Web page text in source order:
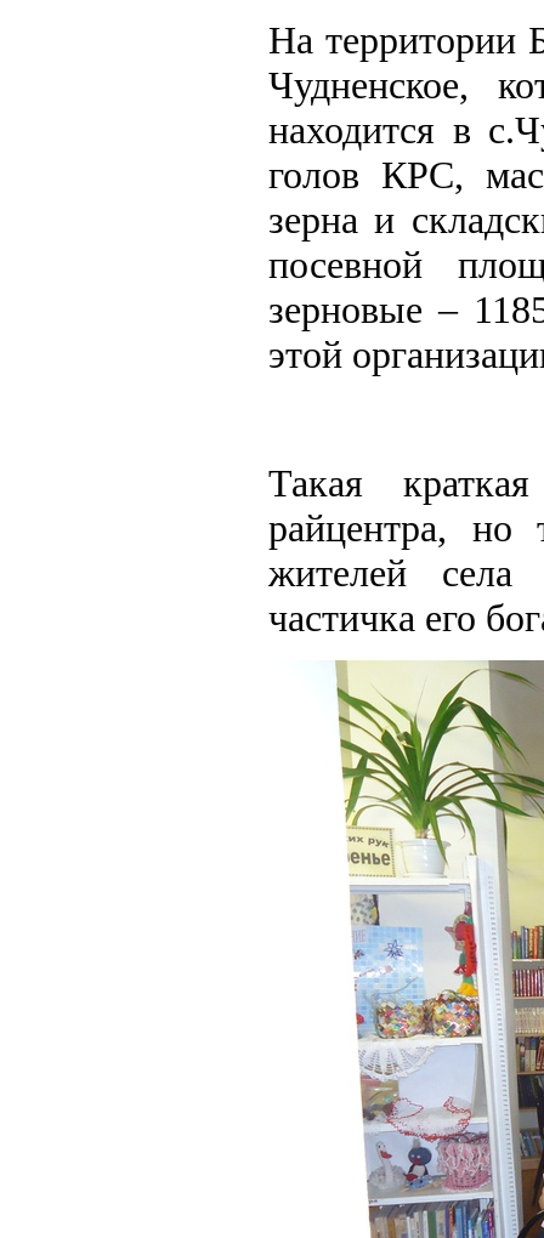
На территории
Чудненское,
находится в
голов КРС,
зерна и
посевной
зерновые –
этой
Такая
райцентра, но
жителей
частичка его